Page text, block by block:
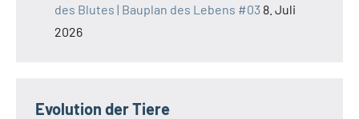
des Blutes | Bauplan des Lebens #03 8. Juli
2026
Evolution der Tiere